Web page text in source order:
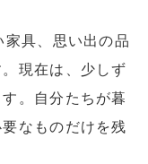
具、思い出の品
現在は、少しず
。自分たちが暮
なものだけを残